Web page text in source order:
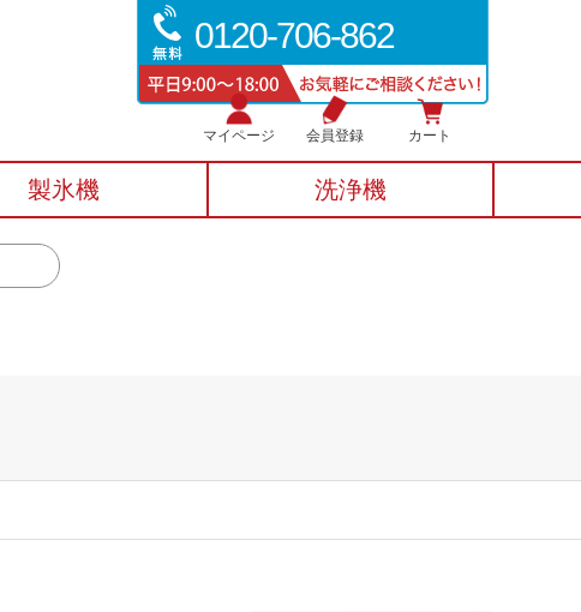
0120-706-862
マイページ 会員登録 カート
製氷機 洗浄機